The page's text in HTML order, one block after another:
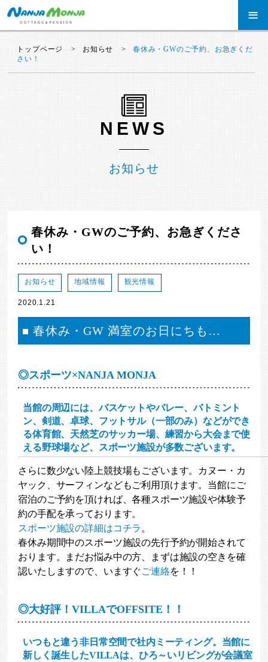
≡
トップページ お知らせ
春休み・GWのご予約、お急ぎくだ
さい！
NEWS
お知らせ
春休み・GWのご予約、お急ぎくださ
い！
お知らせ 地域情報 観光情報
2020.1.21
春休み・GW 満室のお日にちも…
◎スポーツ×NANJA MONJA
当館の周辺には、バスケットやバレー、バトミント
ン、剣道、卓球、フットサル（一部のみ）などができ
る体育館、天然芝のサッカー場、練習から大会まで使
える野球場など、スポーツ施設が多数ございます。
さらに数少ない陸上競技場もございます。カヌー・カ
ヤック、サーフィンなどもご利用頂けます。当館にご
宿泊のご予約を頂ければ、各種スポーツ施設や体験予
約の手配を承っております。
スポーツ施設の詳細はコチラ 。
春休み期間中のスポーツ施設の先行予約が開始されて
おります。まだお悩み中の方、まずは施設の空きを確
認いたしますので、いますぐご連絡を！！
◎大好評！VILLAでOFFSITE！！
いつもと違う非日常空間で社内ミーティング。当館に
新しく誕生したVILLAは、ひろ～いリビングが会議室